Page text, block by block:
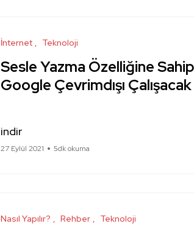
İnternet Teknoloji
Sesle Yazma Özelliğine
Google Çevrimdışı Çalışacak
indir
27 Eylül 2021 5dk okuma
Nasıl Yapılır? Rehber Teknoloji